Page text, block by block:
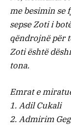
me besimin se
sepse Zoti i
qëndrojnë për
Zoti është
tona.
Emrat e
1. Adil Cukali
2. Admirim